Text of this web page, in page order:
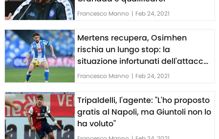
Francesco Manno | Feb 24, 2021
Mertens recupera, Osimhen
rischia un lungo stop: la
situazione infortunati dell'attacco
del Napoli
Francesco Manno | Feb 24, 2021
Tripaldelli, l'agente: "L'ho proposto
gratis al Napoli, ma Giuntoli non lo
ha voluto"